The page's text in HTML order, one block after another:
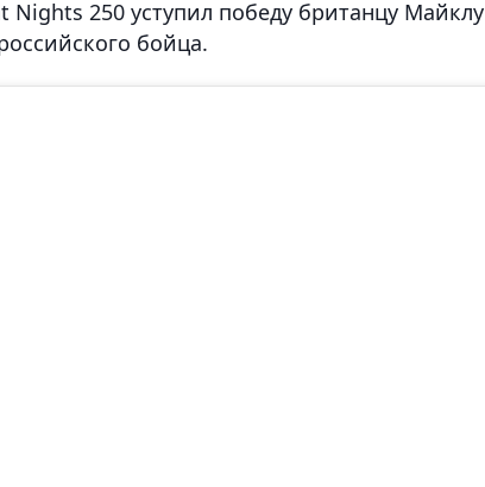
250 уступил победу британцу Майклу
бойца.